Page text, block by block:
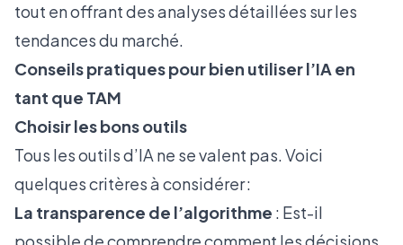
tout en offrant des analyses détaillées sur les
tendances du marché.
Conseils pratiques pour bien utiliser l’IA en
tant que TAM
Choisir les bons outils
Tous les outils d’IA ne se valent pas. Voici
quelques critères à considérer :
La transparence de l’algorithme : Est-il